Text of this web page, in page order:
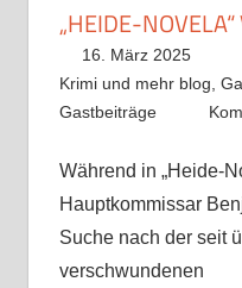
„HEIDE-
16. März 2025
Krimi und mehr blog
Gastbeiträge
Während in „Heide-
Hauptkommissar
Suche nach der seit
verschwundenen